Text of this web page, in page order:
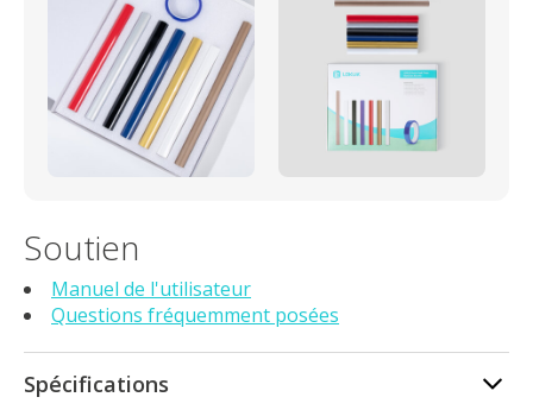
Soutien
Manuel de l'utilisateur
Questions fréquemment posées
Spécifications